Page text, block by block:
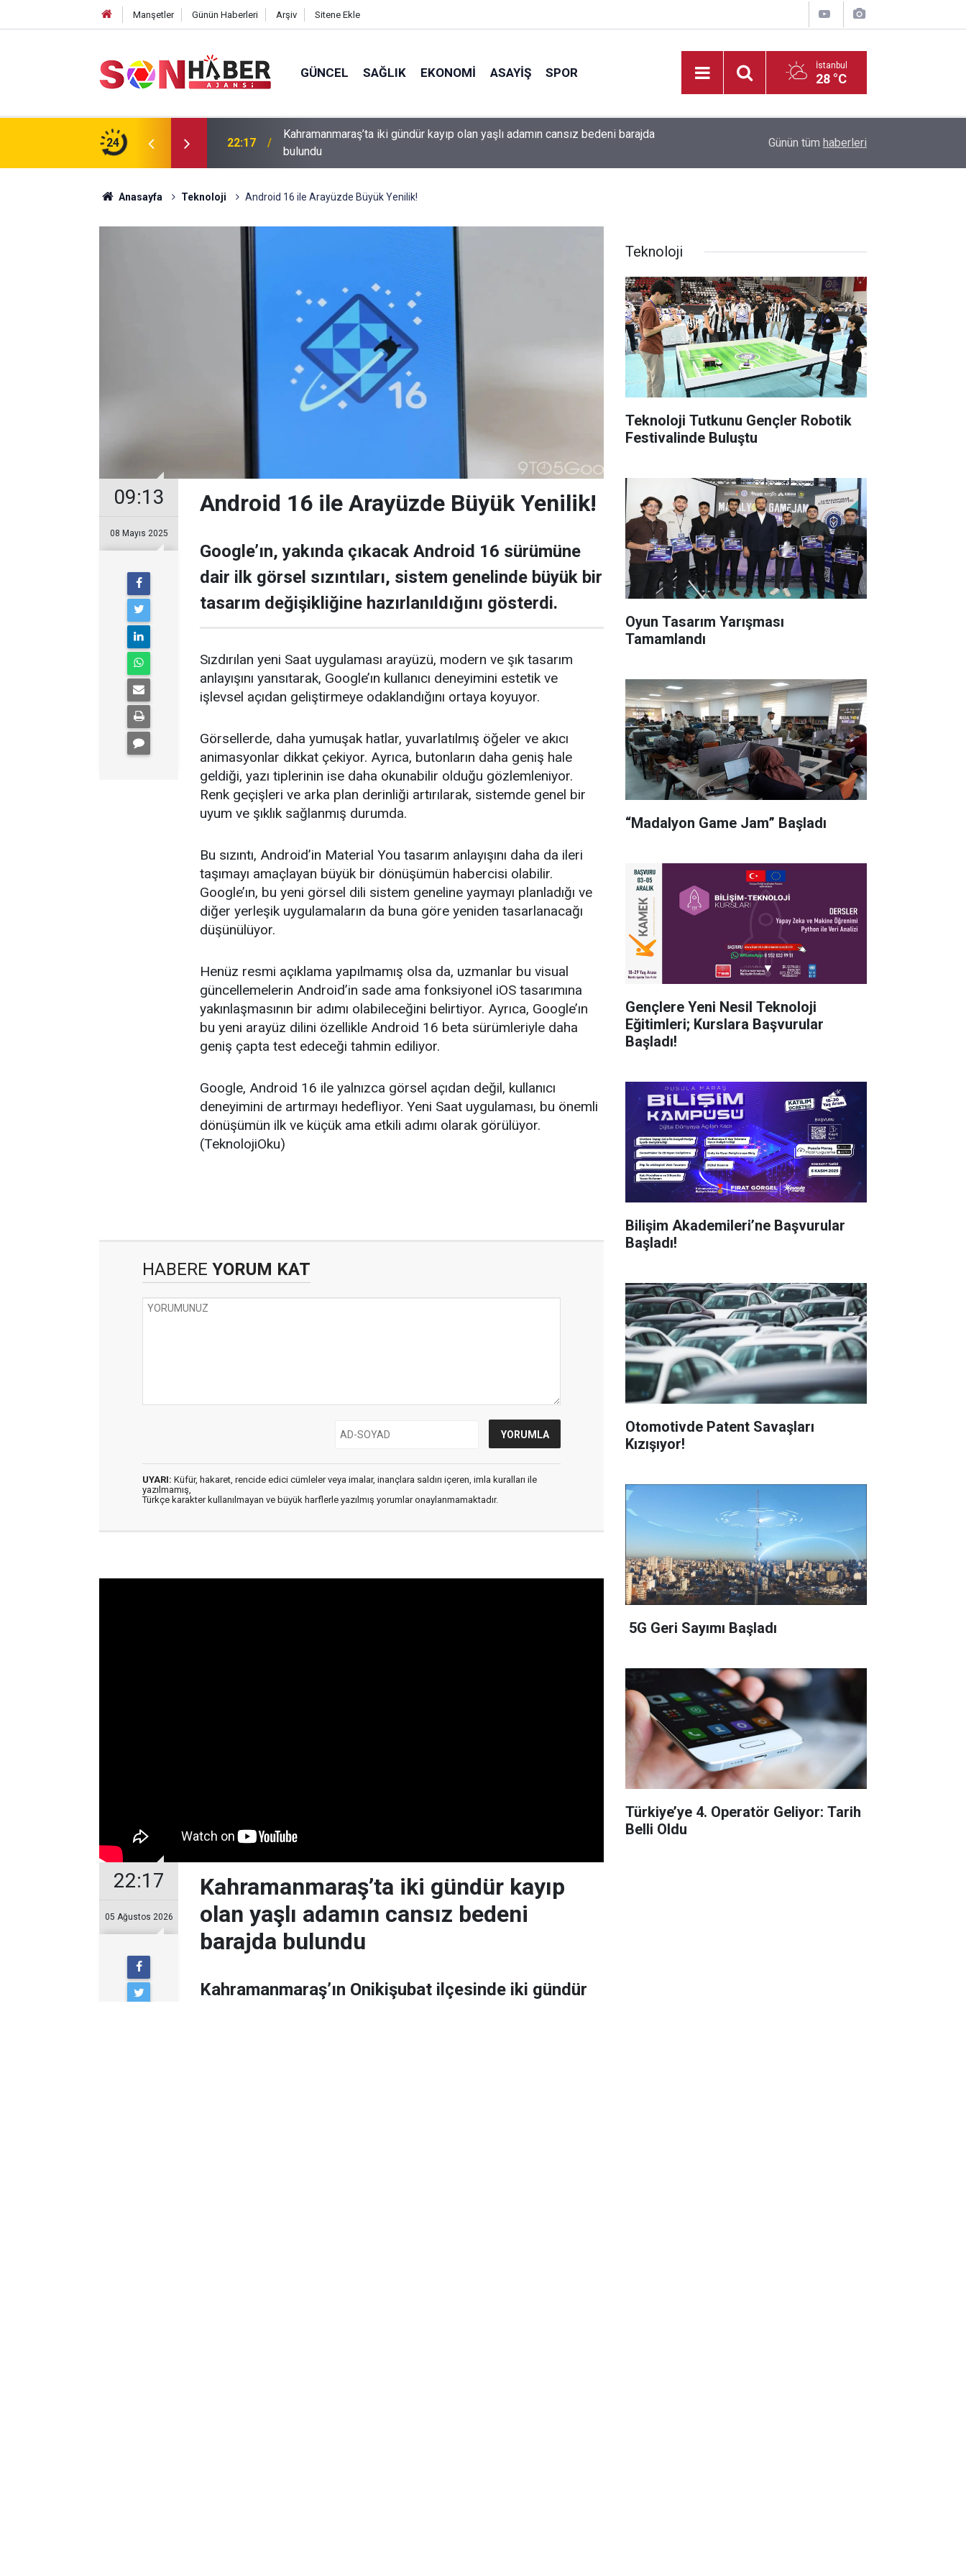
Manşetler Günün Haberleri Arşiv Sitene Ekle
GÜNCEL SAĞLIK EKONOMI ASAYIŞ SPOR İstanbul
28 °C
24
olan yaşlı adamın cansız bedeni barajda
20:43 Andırın’da Bir Grup Yolu Daha İyileştirildi Madrigal, Perşembe Günü KAFUM’da Sahne
Günün tüm haberleri
Anasayfa Teknoloji Android 16 ile Arayüzde Büyük Yenilik!
09:13
08 Mayıs 2025
Android 16 ile Arayüzde Büyük Yenilik!
Google’ın, yakında çıkacak Android 16 sürümüne
dair ilk görsel sızıntıları, sistem genelinde büyük bir
tasarım değişikliğine hazırlanıldığını gösterdi.
Sızdırılan yeni Saat uygulaması arayüzü, modern ve şık tasarım
anlayışını yansıtarak, Google’ın kullanıcı deneyimini estetik ve
işlevsel açıdan geliştirmeye odaklandığını ortaya koyuyor.
Görsellerde, daha yumuşak hatlar, yuvarlatılmış öğeler ve akıcı
animasyonlar dikkat çekiyor. Ayrıca, butonların daha geniş hale
geldiği, yazı tiplerinin ise daha okunabilir olduğu gözlemleniyor.
Renk geçişleri ve arka plan derinliği artırılarak, sistemde genel bir
uyum ve şıklık sağlanmış durumda.
Bu sızıntı, Android’in Material You tasarım anlayışını daha da ileri
taşımayı amaçlayan büyük bir dönüşümün habercisi olabilir.
Google’ın, bu yeni görsel dili sistem geneline yaymayı planladığı ve
diğer yerleşik uygulamaların da buna göre yeniden tasarlanacağı
düşünülüyor.
Henüz resmi açıklama yapılmamış olsa da, uzmanlar bu visual
güncellemelerin Android’in sade ama fonksiyonel iOS tasarımına
yakınlaşmasının bir adımı olabileceğini belirtiyor. Ayrıca, Google’ın
bu yeni arayüz dilini özellikle Android 16 beta sürümleriyle daha
geniş çapta test edeceği tahmin ediliyor.
Google, Android 16 ile yalnızca görsel açıdan değil, kullanıcı
deneyimini de artırmayı hedefliyor. Yeni Saat uygulaması, bu önemli
dönüşümün ilk ve küçük ama etkili adımı olarak görülüyor.
(TeknolojiOku)
HABERE YORUM KAT
UYARI: Küfür, hakaret, rencide edici cümleler veya imalar, inançlara saldırı içeren, imla kuralları ile
yazılmamış,
Türkçe karakter kullanılmayan ve büyük harflerle yazılmış yorumlar onaylanmamaktadır.
22:17
05 Ağustos 2026
Kahramanmaraş’ta iki gündür kayıp
olan yaşlı adamın cansız bedeni
barajda bulundu
Kahramanmaraş’ın Onikişubat ilçesinde iki gündür
Teknoloji
Teknoloji Tutkunu Gençler Robotik
Festivalinde Buluştu
Oyun Tasarım Yarışması
Tamamlandı
“Madalyon Game Jam” Başladı
Gençlere Yeni Nesil Teknoloji
Eğitimleri; Kurslara Başvurular
Başladı!
Bilişim Akademileri’ne Başvurular
Başladı!
Otomotivde Patent Savaşları
Kızışıyor!
5G Geri Sayımı Başladı
Türkiye’ye 4. Operatör Geliyor: Tarih
Belli Oldu